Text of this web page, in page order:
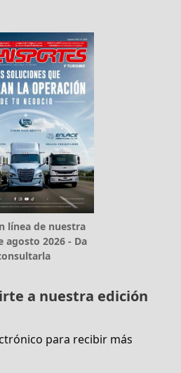
línea de nuestra
agosto 2026 - Da
a nuestra edición
para recibir más